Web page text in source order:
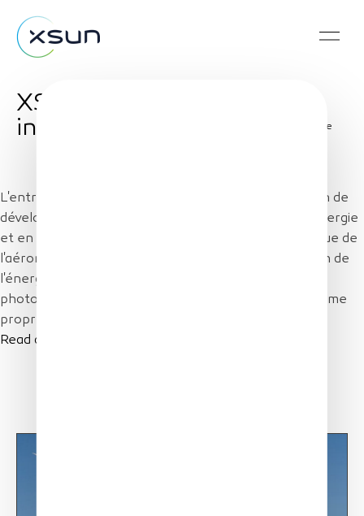
XSun focuses on
inspection
Share
L'entreprise XSun mise sur les panneaux solaires afin de
développer une solution de drone autonome « en énergie
et en décision ». Grâce à la conception aérodynamique de
l'aéronef de plus de 4 mètres d'envergure, l'utilisation de
l'énergie est rationalisée. L'emploi des panneaux
photovoltaïques permet ainsi l'émergence d'un système
propre, auto-alimenté.
Read article